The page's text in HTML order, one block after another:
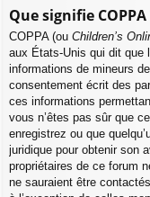
Que signifie COPPA
COPPA (ou Children’s
aux États-Unis qui dit que
informations de mineurs
consentement écrit des
ces informations
vous n’êtes pas sûr que
enregistrez ou que
juridique pour obtenir son
propriétaires de ce forum
ne sauraient être